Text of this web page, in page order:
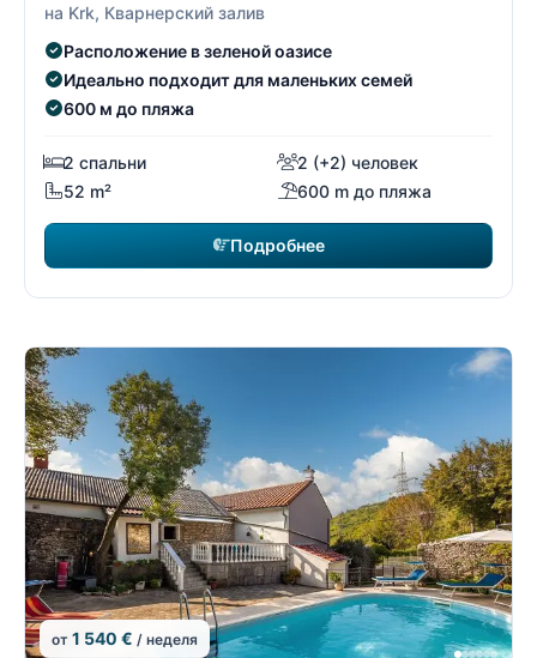
на Krk, Кварнерский залив
Расположение в зеленой оазисе
Идеально подходит для маленьких семей
600 м до пляжа
2 спальни
2 (+2) человек
52 m²
600 m до пляжа
Подробнее
от 1 540 € / неделя